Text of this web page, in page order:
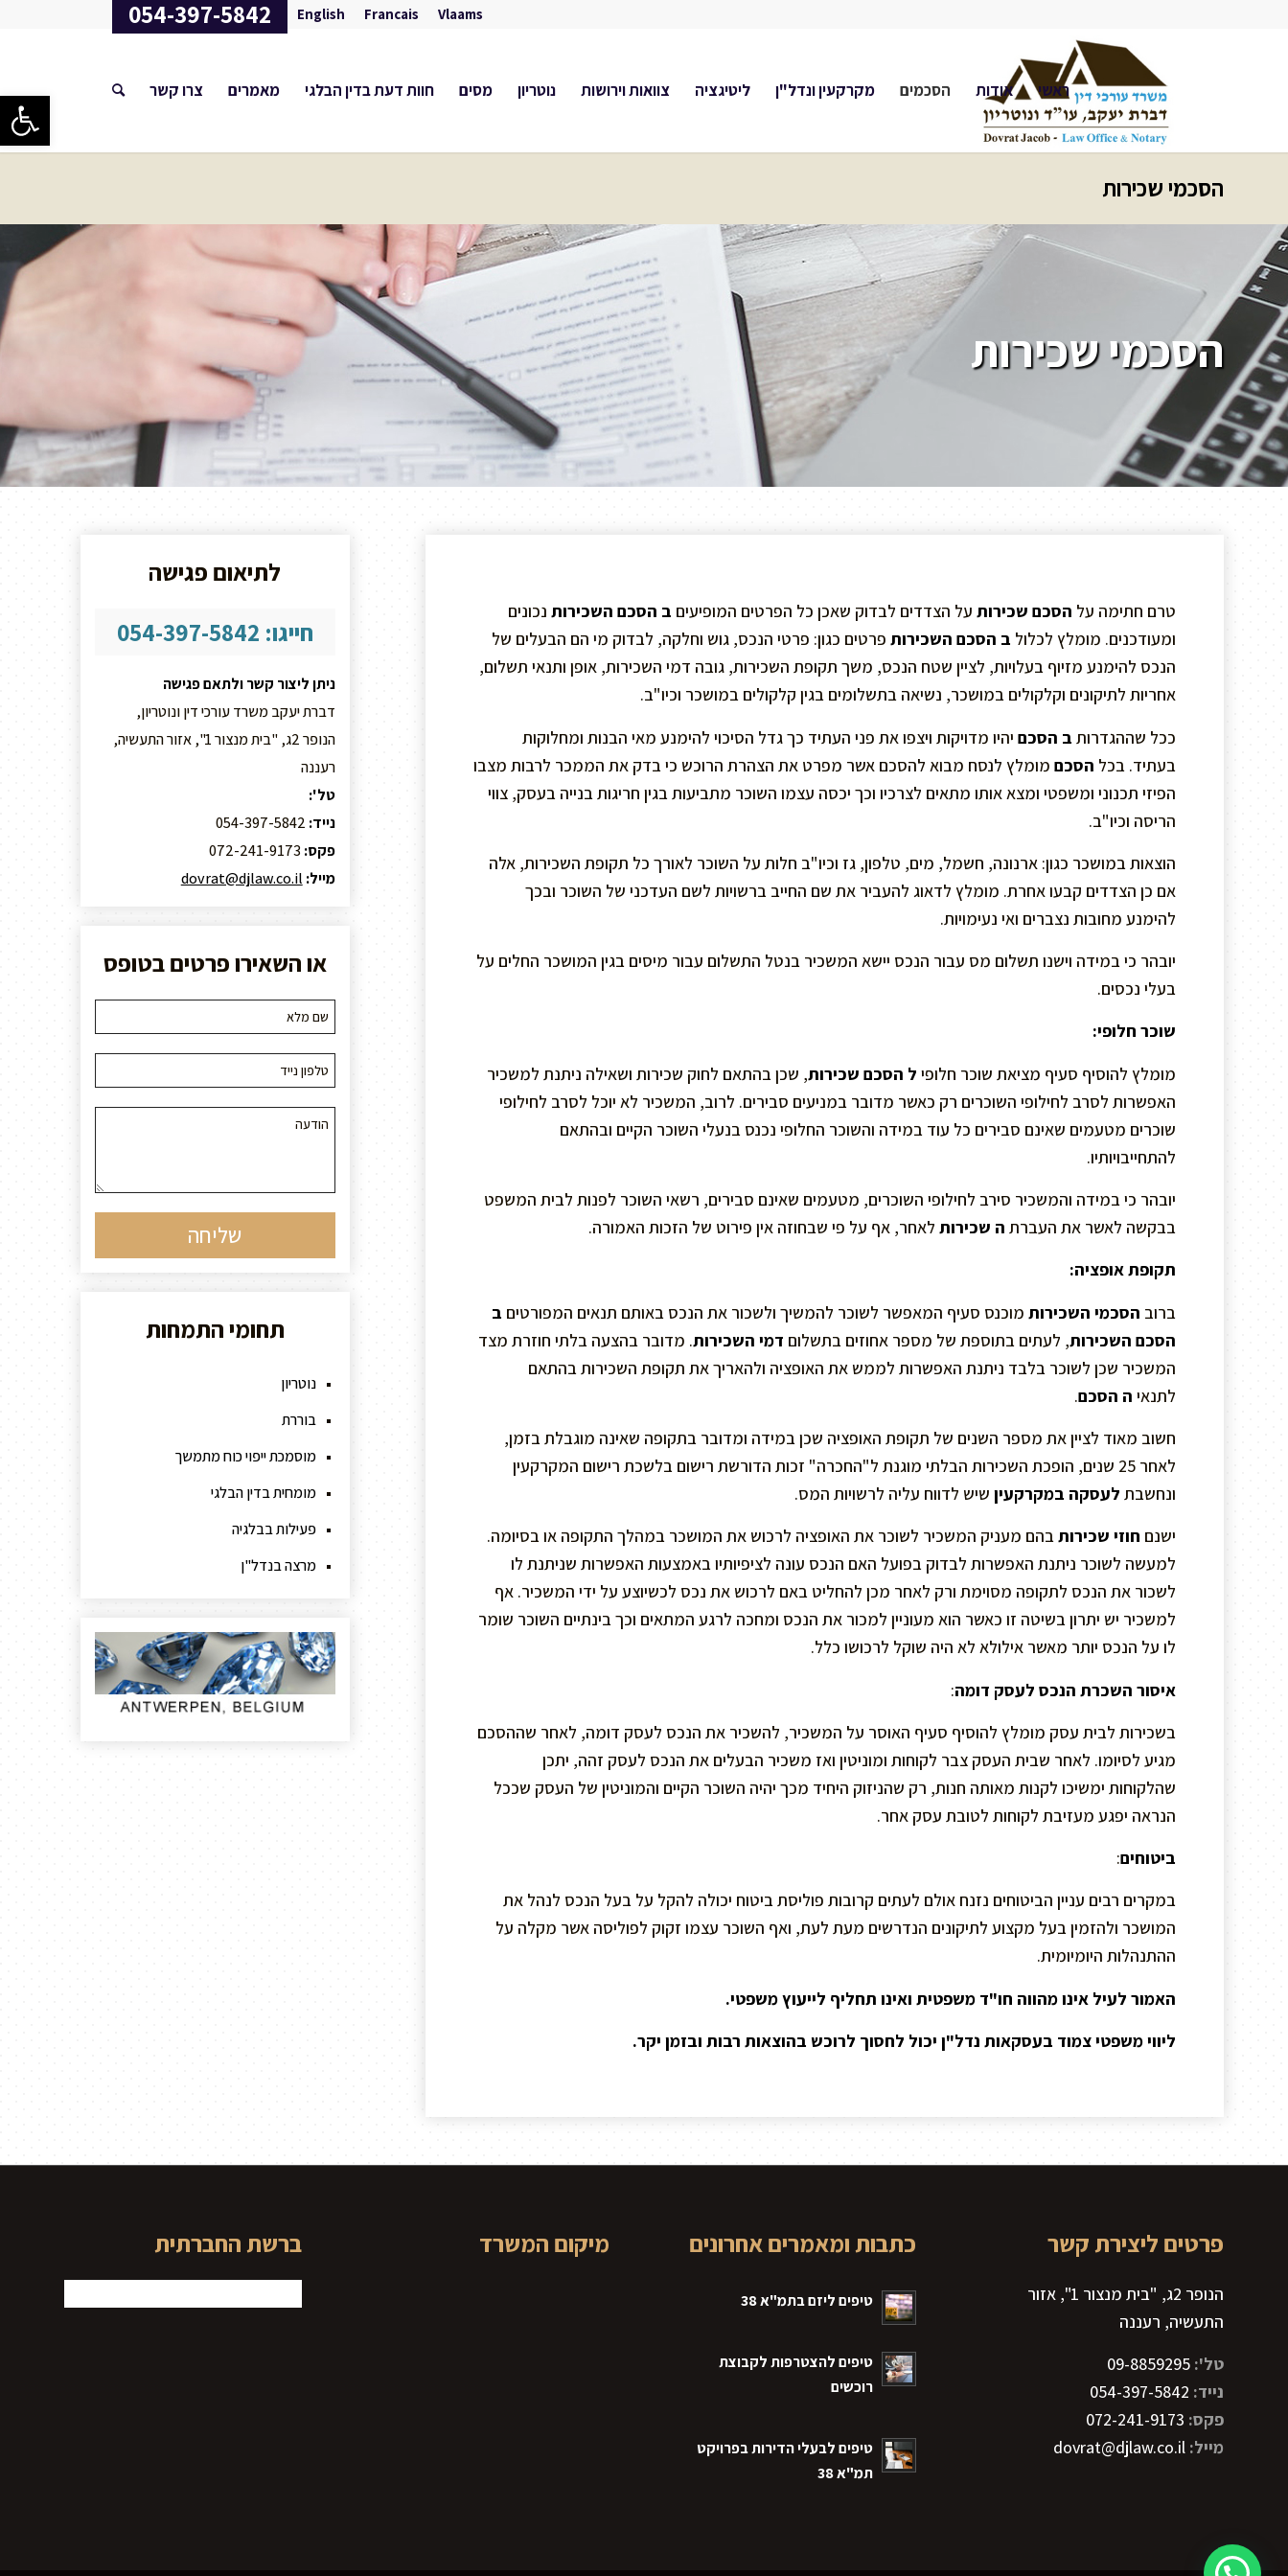
פתח
Vlaams
Francais
English
054-397-5842
ראשי אודות הסכמים מקרקעין ונדל"ן ליטיגציה צוואות וירושות נוטריון מסים חוות דעת בדין הבלגי מאמרים צרו קשר
הסכמי שכירות
הסכמי שכירות
טרם חתימה על הסכם שכירות על הצדדים לבדוק שאכן כל הפרטים המופיעים ב הסכם השכירות נכונים
ומעודכנים. מומלץ לכלול ב הסכם השכירות פרטים כגון: פרטי הנכס, גוש וחלקה, לבדוק מי הם הבעלים של
הנכס להימנע מזיוף בעלויות, לציין שטח הנכס, משך תקופת השכירות, גובה דמי השכירות, אופן ותנאי תשלום,
אחריות לתיקונים וקלקולים במושכר, נשיאה בתשלומים בגין קלקולים במושכר וכיו"ב.
ככל שההגדרות ב הסכם יהיו מדויקות ויצפו את פני העתיד כך גדל הסיכוי להימנע מאי הבנות ומחלוקות
בעתיד. בכל הסכם מומלץ לנסח מבוא להסכם אשר מפרט את הצהרת הרוכש כי בדק את הממכר לרבות מצבו
הפיזי תכנוני ומשפטי ומצא אותו מתאים לצרכיו וכך יכסה עצמו השוכר מתביעות בגין חריגות בנייה בעסק, צווי
הריסה וכיו"ב.
הוצאות במושכר כגון: ארנונה, חשמל, מים, טלפון, גז וכיו"ב חלות על השוכר לאורך כל תקופת השכירות, אלה
אם כן הצדדים קבעו אחרת. מומלץ לדאוג להעביר את שם החייב ברשויות לשם העדכני של השוכר ובכך
להימנע מחובות נצברים ואי נעימויות.
יובהר כי במידה וישנו תשלום מס עבור הנכס יישא המשכיר בנטל התשלום עבור מיסים בגין המושכר החלים על
בעלי נכסים.
שוכר חלופי:
מומלץ להוסיף סעיף מציאת שוכר חלופי ל הסכם שכירות, שכן בהתאם לחוק שכירות ושאילה ניתנת למשכיר
האפשרות לסרב לחילופי השוכרים רק כאשר מדובר במניעים סבירים. לרוב, המשכיר לא יוכל לסרב לחילופי
שוכרים מטעמים שאינם סבירים כל עוד במידה והשוכר החלופי נכנס בנעלי השוכר הקיים ובהתאם
להתחייבויותיו.
יובהר כי במידה והמשכיר סירב לחילופי השוכרים, מטעמים שאינם סבירים, רשאי השוכר לפנות לבית המשפט
בבקשה לאשר את העברת ה שכירות לאחר, אף על פי שבחוזה אין פירוט של הזכות האמורה.
תקופת אופציה:
ברוב הסכמי השכירות מוכנס סעיף המאפשר לשוכר להמשיך ולשכור את הנכס באותם תנאים המפורטים ב
הסכם השכירות, לעתים בתוספת של מספר אחוזים בתשלום דמי השכירות. מדובר בהצעה בלתי חוזרת מצד
המשכיר שכן לשוכר בלבד ניתנת האפשרות לממש את האופציה ולהאריך את תקופת השכירות בהתאם
לתנאי ה הסכם.
חשוב מאוד לציין את מספר השנים של תקופת האופציה שכן במידה ומדובר בתקופה שאינה מוגבלת בזמן,
לאחר 25 שנים, הופכת השכירות הבלתי מוגנת ל"החכרה" זכות הדורשת רישום בלשכת רישום המקרקעין
ונחשבת לעסקה במקרקעין שיש לדווח עליה לרשויות המס.
ישנם חוזי שכירותבהם מעניק המשכיר לשוכר את האופציה לרכוש את המושכר במהלך התקופה או בסיומה.
למעשה לשוכר ניתנת האפשרות לבדוק בפועל האם הנכס עונה לציפיותיו באמצעות האפשרות שניתנת לו
לשכור את הנכס לתקופה מסוימת ורק לאחר מכן להחליט באם לרכוש את נכס לכשיוצע על ידי המשכיר. אף
למשכיר יש יתרון בשיטה זו כאשר הוא מעוניין למכור את הנכס ומחכה לרגע המתאים וכך בינתיים השוכר שומר
לו על הנכס יותר מאשר אילולא לא היה שוקל לרכושו כלל.
איסור השכרת הנכס לעסק דומה:
בשכירות לבית עסק מומלץ להוסיף סעיף האוסר על המשכיר, להשכיר את הנכס לעסק דומה, לאחר שההסכם
מגיע לסיומו. לאחר שבית העסק צבר לקוחות ומוניטין ואז משכיר הבעלים את הנכס לעסק זהה, יתכן
שהלקוחות ימשיכו לקנות מאותה חנות, רק שהניזוק היחיד מכך יהיה השוכר הקיים והמוניטין של העסק שככל
הנראה יפגע מעזיבת לקוחות לטובת עסק אחר.
ביטוחים:
במקרים רבים עניין הביטוחים נזנח אולם לעתים קרובות פוליסת ביטוח יכולה להקל על בעל הנכס לנהל את
המושכר ולהזמין בעל מקצוע לתיקונים הנדרשים מעת לעת, ואף השוכר עצמו זקוק לפוליסה אשר מקלה על
ההתנהלות היומיומית.
האמור לעיל אינו מהווה חו"ד משפטית ואינו תחליף לייעוץ משפטי.
ליווי משפטי צמוד בעסקאות נדל"ן יכול לחסוך לרוכש בהוצאות רבות ובזמן יקר.
לתיאום פגישה
חייגו: 054-397-5842
ניתן ליצור קשר ולתאם פגישה
דברת יעקב משרד עורכי דין ונוטריון,
הנופר 2ג, "בית מנצור 1", אזור התעשיה,
רעננה
טל':
נייד:
פקס:
מייל: dovrat@djlaw.co.il
או השאירו פרטים בטופס
תחומי התמחות
נוטריון
בוררת
מוסמכת ייפוי כוח מתמשך
מומחית בדין הבלגי
פעילות בבלגיה
מרצה בנדל"ן
פרטים ליצירת קשר
הנופר 2ג, "בית מנצור 1", אזור
התעשיה, רעננה
טל': 09-8859295
נייד: 054-397-5842
פקס: 072-241-9173
מייל: dovrat@djlaw.co.il
כתבות ומאמרים אחרונים
טיפים ליזם בתמ"א 38
טיפים להצטרפות לקבוצת
רוכשים
טיפים לבעלי הדירות בפרויקט
תמ"א 38
מיקום המשרד ברשת החברתית